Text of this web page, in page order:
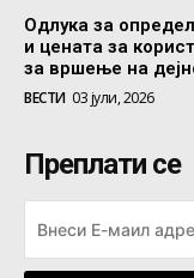
Одлука за
и цената за
за вршење на
ВЕСТИ 03 јули, 2026
Преплати се